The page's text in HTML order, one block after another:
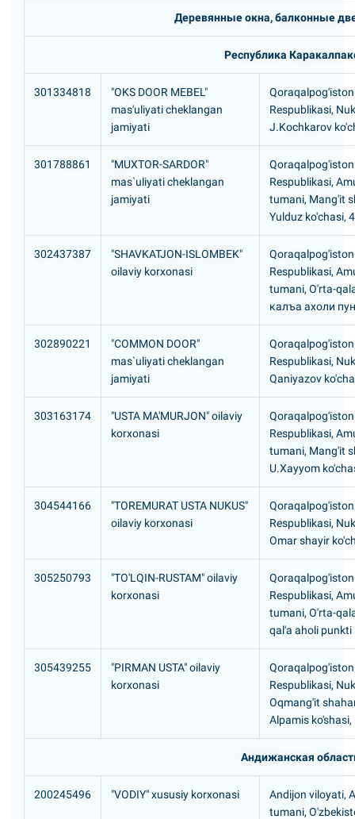
Деревянные окна, балконные
Республика
301334818
"OKS DOOR MEBEL"
mas'uliyati cheklangan
jamiyati
Qoraqalpog'iston
Respublikasi,
J.Kochkarov
301788861
"MUXTOR-SARDOR"
mas`uliyati cheklangan
jamiyati
Qoraqalpog'iston
Respublikasi,
tumani, Mang'it
Yulduz ko'chasi,
302437387
"SHAVKATJON-ISLOMBEK"
oilaviy korxonasi
Qoraqalpog'iston
Respublikasi,
tumani, O'rta-
калъа ахоли
302890221
"COMMON DOOR"
mas`uliyati cheklangan
jamiyati
Qoraqalpog'iston
Respublikasi,
Qaniyazov
303163174
"USTA MA'MURJON" oilaviy
korxonasi
Qoraqalpog'iston
Respublikasi,
tumani, Mang'it
U.Xayyom
304544166
"TOREMURAT USTA NUKUS"
oilaviy korxonasi
Qoraqalpog'iston
Respublikasi,
Omar shayir
305250793
"TO'LQIN-RUSTAM" oilaviy
korxonasi
Qoraqalpog'iston
Respublikasi,
tumani, O'rta-
qal'a aholi punkti
305439255
"PIRMAN USTA" oilaviy
korxonasi
Qoraqalpog'iston
Respublikasi,
Oqmang'it
Alpamis
Андижанская
200245496 "VODIY" xususiy korxonasi
Andijon viloyati,
tumani,